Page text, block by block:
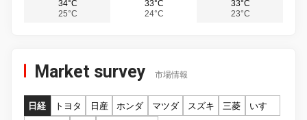
34°C
25°C
33°C
24°C
33°C
23°C
Market survey 市場情報
日経 トヨタ 日産 ホンダ マツダ スズキ 三菱
いすゞ